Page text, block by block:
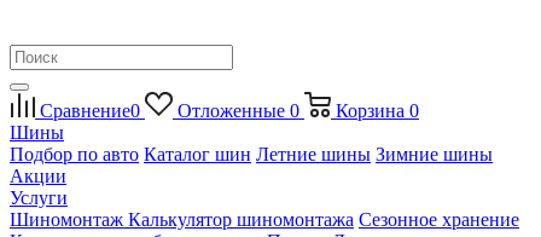
Сравнение0 Отложенные 0 Корзина 0
Шины
Подбор по авто Каталог шин Летние шины Зимние шины
Акции
Услуги
Шиномонтаж Калькулятор шиномонтажа Сезонное хранение